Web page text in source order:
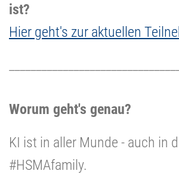
ist?
Hier geht's zur aktuellen
Worum geht's genau?
KI ist in aller Munde - auch in
#HSMAfamily.